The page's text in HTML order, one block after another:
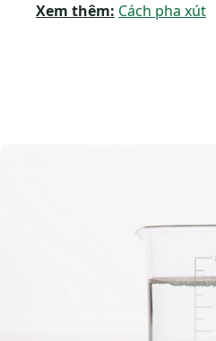
Xem thêm: Cách pha xút